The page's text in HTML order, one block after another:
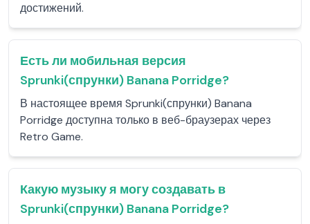
достижений.
Есть ли мобильная версия
Sprunki(спрунки) Banana Porridge?
В настоящее время Sprunki(спрунки) Banana
Porridge доступна только в веб-браузерах через
Retro Game.
Какую музыку я могу создавать в
Sprunki(спрунки) Banana Porridge?